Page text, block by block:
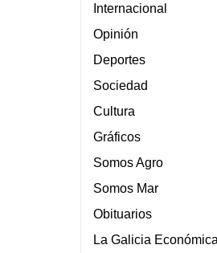
Internacional
Opinión
Deportes
Sociedad
Cultura
Gráficos
Somos Agro
Somos Mar
Obituarios
La Galicia Económica